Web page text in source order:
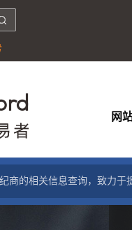
网
商的相关信息查询，致力